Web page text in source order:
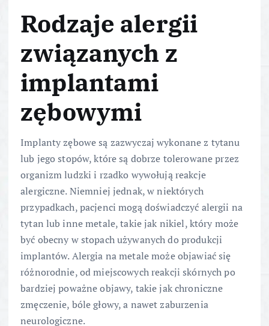
Rodzaje alergii
związanych z
implantami
zębowymi
Implanty zębowe są zazwyczaj wykonane z tytanu
lub jego stopów, które są dobrze tolerowane przez
organizm ludzki i rzadko wywołują reakcje
alergiczne. Niemniej jednak, w niektórych
przypadkach, pacjenci mogą doświadczyć alergii na
tytan lub inne metale, takie jak nikiel, który może
być obecny w stopach używanych do produkcji
implantów. Alergia na metale może objawiać się
różnorodnie, od miejscowych reakcji skórnych po
bardziej poważne objawy, takie jak chroniczne
zmęczenie, bóle głowy, a nawet zaburzenia
neurologiczne.